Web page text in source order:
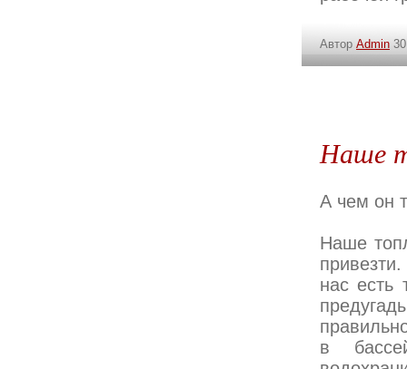
Автор Admin
Наше
А чем он
Наше
нас есть
в